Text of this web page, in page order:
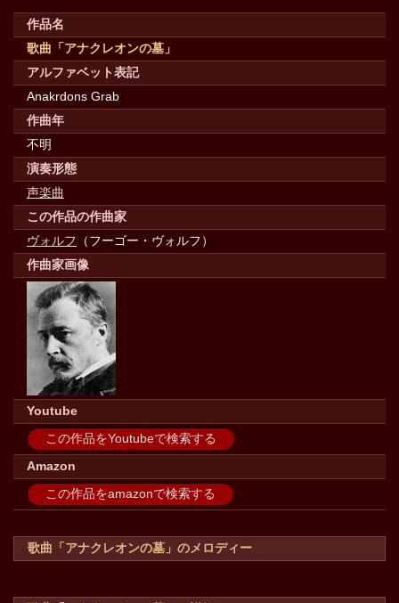
作品名
歌曲「アナクレオンの墓」
アルファベット表記
Anakrdons Grab
作曲年
不明
演奏形態
声楽曲
この作品の作曲家
ヴォルフ （フーゴー・ヴォルフ）
作曲家画像
Youtube
この作品をYoutubeで検索する
Amazon
この作品をamazonで検索する
歌曲「アナクレオンの墓」のメロディー